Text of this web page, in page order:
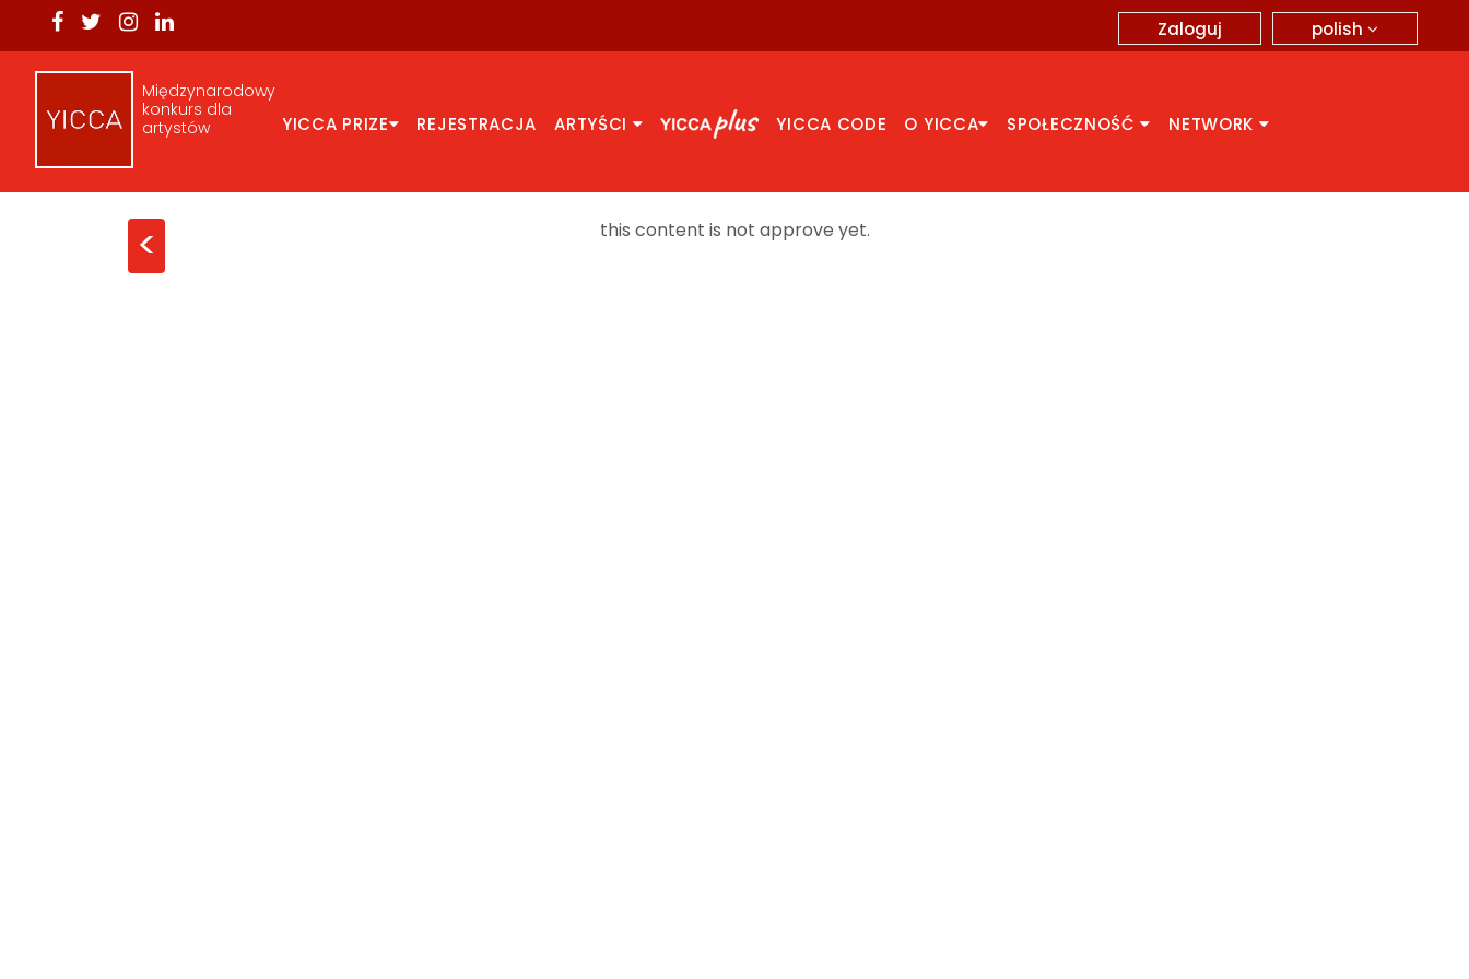
polish
Zaloguj
Międzynarodowy
konkurs dla
artystów
YICCA PRIZE REJESTRACJA ARTYŚCI YICCA CODE O YICCA SPOŁECZNOŚĆ NETWORK
< this content is not approve yet.